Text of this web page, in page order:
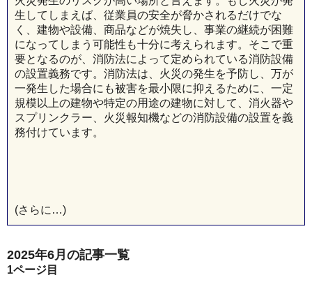
生してしまえば、従業員の安全が脅かされるだけでな
く、建物や設備、商品などが焼失し、事業の継続が困難
になってしまう可能性も十分に考えられます。そこで重
要となるのが、消防法によって定められている消防設備
の設置義務です。消防法は、火災の発生を予防し、万が
一発生した場合にも被害を最小限に抑えるために、一定
規模以上の建物や特定の用途の建物に対して、消火器や
スプリンクラー、火災報知機などの消防設備の設置を義
務付けています。
(さらに…)
2025年6月の記事一覧
1ページ目